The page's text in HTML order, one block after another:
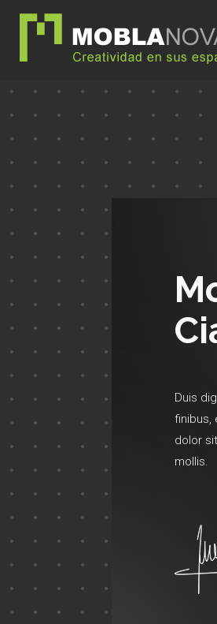
Duis
finibus,
dolor
mollis.